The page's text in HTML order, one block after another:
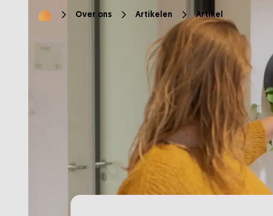
Over ons Artikelen Artikel